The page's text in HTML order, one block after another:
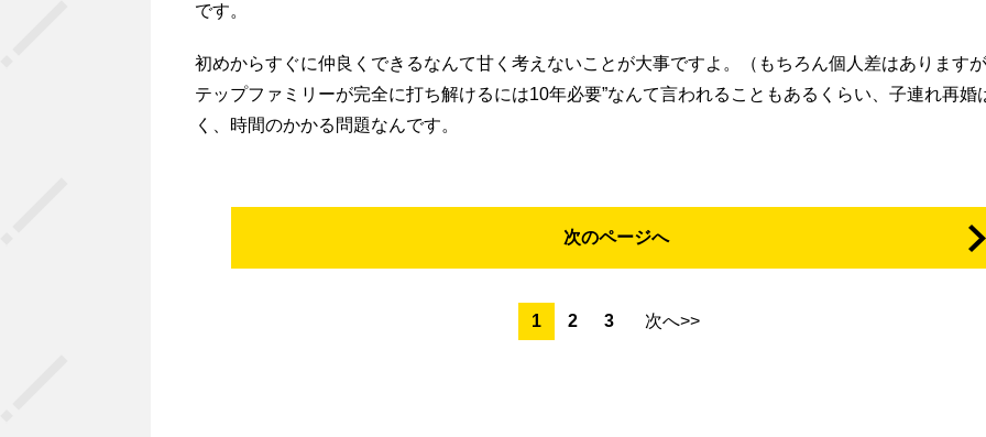
です。
初めからすぐに仲良くできるなんて甘く考えないことが大事ですよ。（もちろん個人差はあります
テップファミリーが完全に打ち解けるには10年必要”なんて言われることもあるくらい、子連れ再婚
く、時間のかかる問題なんです。
次のページへ
1 2 3 次へ>>